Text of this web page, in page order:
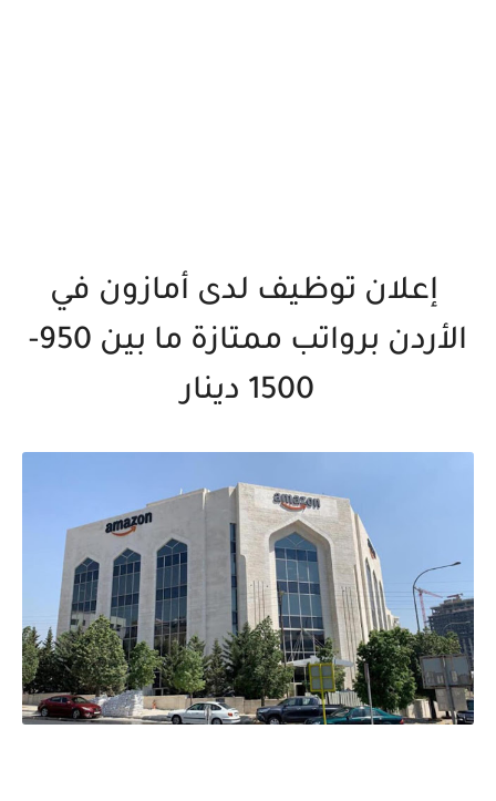
إعلان توظيف لدى أمازون في
الأردن برواتب ممتازة ما بين 950-
1500 دينار